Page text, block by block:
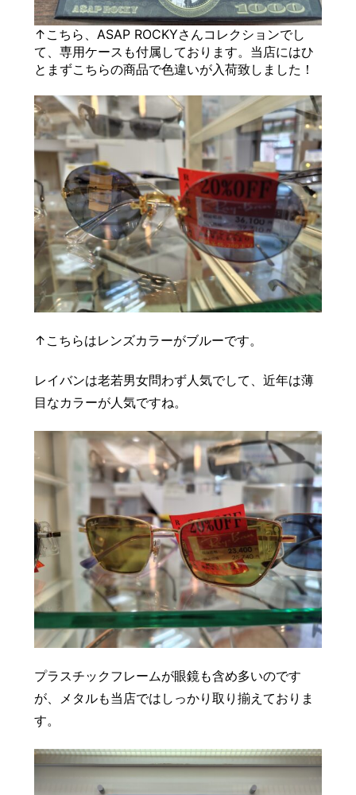
↑こちら、ASAP ROCKYさんコレクションでし
て、専用ケースも付属しております。当店にはひ
とまずこちらの商品で色違いが入荷致しました！
↑こちらはレンズカラーがブルーです。
レイバンは老若男女問わず人気でして、近年は薄
目なカラーが人気ですね。
プラスチックフレームが眼鏡も含め多いのです
が、メタルも当店ではしっかり取り揃えておりま
す。